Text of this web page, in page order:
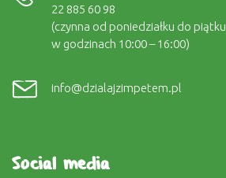
22 885 60 98
(czynna od poniedziałku do piątku
w godzinach 10:00 – 16:00)
info@dzialajzimpetem.pl
Social media